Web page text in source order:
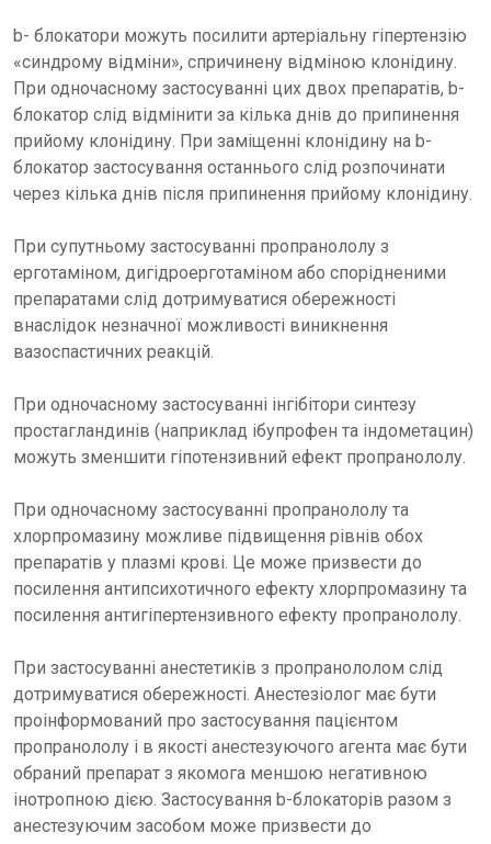
b- блокатори можуть посилити артеріальну гіпертензію
«синдрому відміни», спричинену відміною клонідину.
При одночасному застосуванні цих двох препаратів, b-
блокатор слід відмінити за кілька днів до припинення
прийому клонідину. При заміщенні клонідину на b-
блокатор застосування останнього слід розпочинати
через кілька днів після припинення прийому клонідину.
При супутньому застосуванні пропранололу з
ерготаміном, дигідроерготаміном або спорідненими
препаратами слід дотримуватися обережності
внаслідок незначної можливості виникнення
вазоспастичних реакцій.
При одночасному застосуванні інгібітори синтезу
простагландинів (наприклад ібупрофен та індометацин)
можуть зменшити гіпотензивний ефект пропранололу.
При одночасному застосуванні пропранололу та
хлорпромазину можливе підвищення рівнів обох
препаратів у плазмі крові. Це може призвести до
посилення антипсихотичного ефекту хлорпромазину та
посилення антигіпертензивного ефекту пропранололу.
При застосуванні анестетиків з пропранололом слід
дотримуватися обережності. Анестезіолог має бути
проінформований про застосування пацієнтом
пропранололу і в якості анестезуючого агента має бути
обраний препарат з якомога меншою негативною
інотропною дією. Застосування b-блокаторів разом з
анестезуючим засобом може призвести до